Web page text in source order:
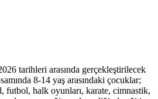
tarihleri arasında gerçekleştirilecek
8-14 yaş arasındaki çocuklar;
futbol, halk oyunları, karate, cimnastik,